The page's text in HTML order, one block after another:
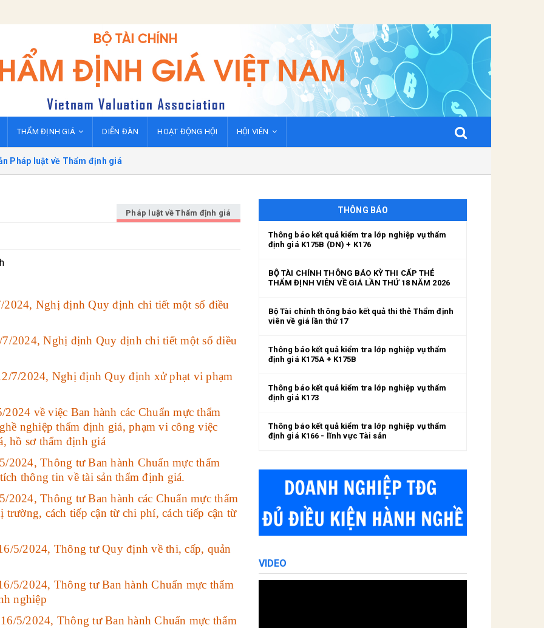
THẨM ĐỊNH GIÁ DIỄN ĐÀN HOẠT ĐỘNG HỘI HỘI VIÊN
Pháp luật về Thẩm định giá
Pháp luật về Thẩm định giá
Nghị định Quy định chi tiết một số điều
2024, Nghị định Quy định chi tiết một số điều
7/2024, Nghị định Quy định xử phạt vi phạm
về việc Ban hành các Chuẩn mực thẩm
nghiệp thẩm định giá, phạm vi công việc
hồ sơ thẩm định giá
Thông tư Ban hành Chuẩn mực thẩm
thông tin về tài sản thẩm định giá.
Thông tư Ban hành các Chuẩn mực thẩm
cách tiếp cận từ chi phí, cách tiếp cận từ
5/2024, Thông tư Quy định về thi, cấp, quản
5/2024, Thông tư Ban hành Chuẩn mực thẩm
nghiệp
5/2024, Thông tư Ban hành Chuẩn mực thẩm
THÔNG BÁO
Thông báo kết quả kiểm tra lớp nghiệp vụ thẩm
định giá K175B (DN) + K176
BỘ TÀI CHÍNH THÔNG BÁO KỲ THI CẤP THẺ
THẨM ĐỊNH VIÊN VỀ GIÁ LẦN THỨ 18 NĂM 2026
Bộ Tài chính thông báo kết quả thi thẻ Thẩm định
viên về giá lần thứ 17
Thông báo kết quả kiểm tra lớp nghiệp vụ thẩm
định giá K175A + K175B
Thông báo kết quả kiểm tra lớp nghiệp vụ thẩm
định giá K173
Thông báo kết quả kiểm tra lớp nghiệp vụ thẩm
định giá K166 - lĩnh vực Tài sản
VIDEO